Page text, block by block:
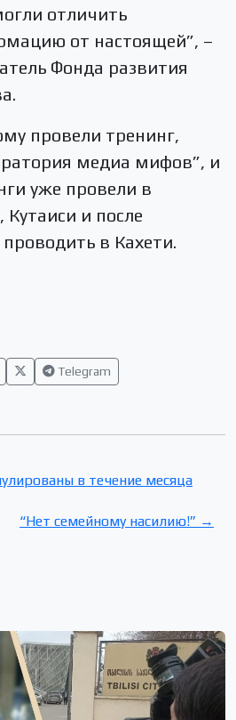
отличить
от настоящей”, –
Фонда развития
провели тренинг,
медиа мифов”, и
уже провели в
и после
в Кахети.
Telegram
в течение месяца
“Нет семейному насилию!” →